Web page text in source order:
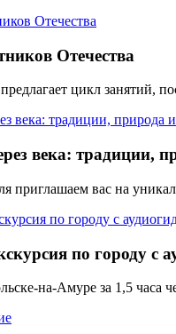
Отечества
цикл занятий,
века: традиции,
приглашаем вас на
по городу с
на-Амуре за 1,5 часа